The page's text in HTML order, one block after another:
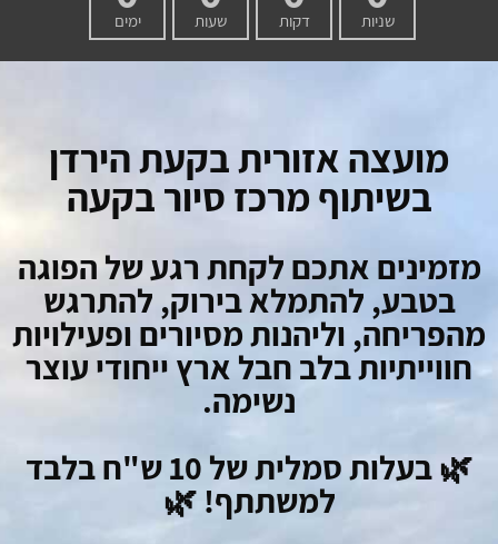
שניות דקות שעות ימים
מועצה אזורית בקעת הירדן
בשיתוף מרכז סיור בקעה
מזמינים אתכם לקחת רגע של הפוגה
בטבע, להתמלא בירוק, להתרגש
מהפריחה, וליהנות מסיורים ופעילויות
חווייתיות בלב חבל ארץ ייחודי עוצר
נשימה.
🌿 בעלות סמלית של 10 ש"ח בלבד
למשתתף! 🌿